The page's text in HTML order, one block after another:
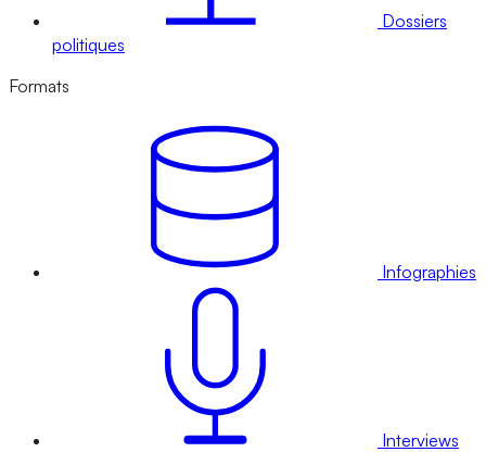
Dossiers
politiques
Formats
Infographies
Interviews